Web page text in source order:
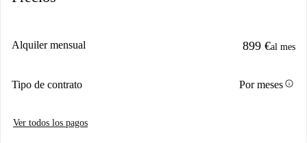
Alquiler mensual 899 €al mes
Tipo de contrato Por mesesinfo
Ver todos los pagos